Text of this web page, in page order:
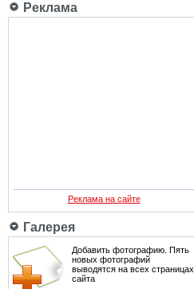
Реклама
Реклама на сайте
Галерея
Добавить фотографию. Пять
новых фотографий
выводятся на всех страницах
сайта